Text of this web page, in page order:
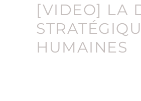
[VIDEO] LA
HUMAINES